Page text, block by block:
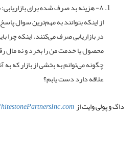
۸- هزینه بد صرف شده برای
از اینکه بتوانند به مهم‌ترین سوال
در بازاریابی صرف می‌کنند. اینکه چرا
محصول یا خدمت من را بخرد و نه مال
چگونه می‌توانم به بخشی از بازار که به
علاقه دارد دست یابم؟
داگ و پولی وایت از